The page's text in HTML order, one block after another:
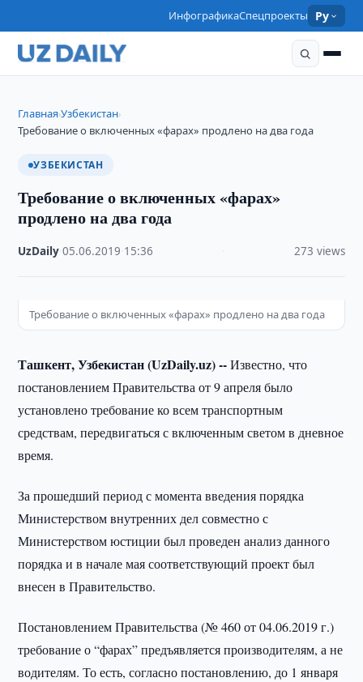
ИнфографикаСпецпроекты Ру
Главная›Узбекистан›
Требование о включенных «фарах» продлено на два года
УЗБЕКИСТАН
Требование о включенных «фарах»
продлено на два года
UzDaily ·05.06.2019 15:36 273 views
Требование о включенных «фарах» продлено на два года
Ташкент, Узбекистан (UzDaily.uz) --Известно, что
постановлением Правительства от 9 апреля было
установлено требование ко всем транспортным
средствам, передвигаться с включенным светом в дневное
время.
За прошедший период с момента введения порядка
Министерством внутренних дел совместно с
Министерством юстиции был проведен анализ данного
порядка и в начале мая соответствующий проект был
внесен в Правительство.
Постановлением Правительства (№ 460 от 04.06.2019 г.)
требование о “фарах” предъявляется производителям, а не
водителям. То есть, согласно постановлению, до 1 января